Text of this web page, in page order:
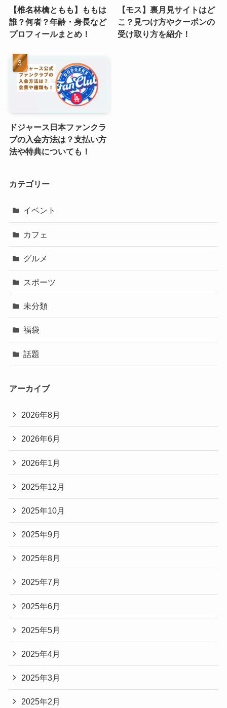
【椎名林檎ともも】ももは
誰？何者？年齢・身長など
プロフィールまとめ！
【モス】裏月見サイトはど
こ？見つけ方やクーポンの
受け取り方を紹介！
ドジャース日本ファンクラ
ブの入会方法は？支払い方
法や特典についても！
カテゴリー
イベント
カフェ
グルメ
スポーツ
未分類
福袋
話題
アーカイブ
2026年8月
2026年6月
2026年1月
2025年12月
2025年10月
2025年9月
2025年8月
2025年7月
2025年6月
2025年5月
2025年4月
2025年3月
2025年2月